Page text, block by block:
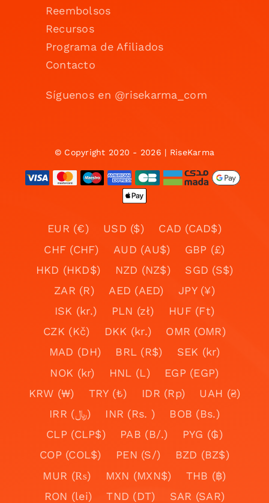
Reembolsos
Recursos
Programa de Afiliados
Contacto
Síguenos en @risekarma_com
© Copyright 2020 - 2026 | RiseKarma
EUR (€) USD ($)
CAD (CAD$)
CHF (CHF)
AUD (AU$)
GBP (£)
HKD (HKD$)
NZD (NZ$)
SGD (S$)
ZAR (R)
AED (AED)
JPY (¥)
ISK (kr.)
PLN (zł)
HUF (Ft)
CZK (Kč)
DKK (kr.)
OMR (OMR)
MAD (DH)
BRL (R$)
SEK (kr)
NOK (kr)
HNL (L)
EGP (EGP)
KRW (₩)
TRY (₺) IDR (Rp)
UAH (₴)
IRR (﷼)
INR (Rs. )
BOB (Bs.)
CLP (CLP$)
PAB (B/.)
PYG (₲)
COP (COL$)
PEN (S/)
BZD (BZ$)
MUR (₨)
MXN (MXN$)
THB (฿)
RON (lei)
TND (DT)
SAR (SAR)